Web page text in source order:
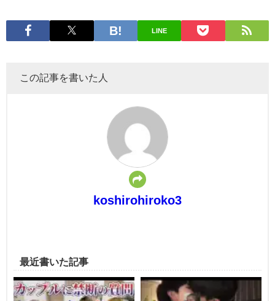
LINE
この記事を書いた人
koshirohiroko3
最近書いた記事